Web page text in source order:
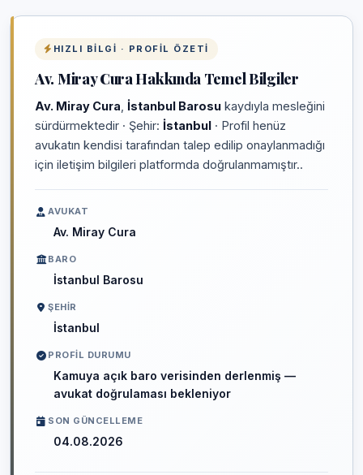
HIZLI BILGI · PROFIL ÖZETI
Av. Miray Cura Hakkında Temel Bilgiler
Av. Miray Cura İstanbul Barosu kaydıyla mesleğini
sürdürmektedir · Şehir: İstanbul · Profil henüz
avukatın kendisi tarafından talep edilip onaylanmadığı
için iletişim bilgileri platformda doğrulanmamıştır..
AVUKAT
Av. Miray Cura
BARO
İstanbul Barosu
ŞEHIR
İstanbul
PROFIL DURUMU
Kamuya açık baro verisinden derlenmiş —
avukat doğrulaması bekleniyor
SON GÜNCELLEME
04.08.2026